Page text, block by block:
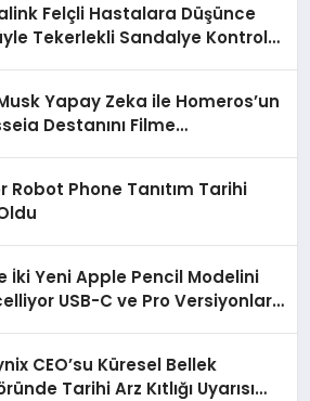
Felçli Hastalara Düşünce
Tekerlekli Sandalye Kontrolü
Yapay Zeka ile Homeros’un
Destanını Filme
Robot Phone Tanıtım Tarihi
İki Yeni Apple Pencil Modelini
USB-C ve Pro Versiyonları
CEO’su Küresel Bellek
Tarihi Arz Kıtlığı Uyarısı